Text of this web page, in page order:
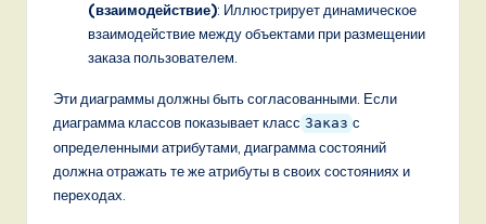
(взаимодействие): Иллюстрирует динамическое
взаимодействие между объектами при размещении
заказа пользователем.
Эти диаграммы должны быть согласованными. Если
диаграмма классов показывает класс Заказ с
определенными атрибутами, диаграмма состояний
должна отражать те же атрибуты в своих состояниях и
переходах.